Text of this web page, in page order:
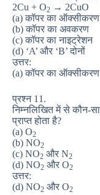
2Cu + O2 → 2CuO
(a) कॉपर का ऑक्सीकरण
(b) कॉपर का अवकरण
(c) कॉपर का नाइट्रेशन
(d) ‘A’ और ‘B’ दोनों
उत्तर:
(a) कॉपर का ऑक्सीकरण
प्रश्न 11.
निम्नलिखित में से कौन-
प्राप्त होता है?
(a) O2
(b) NO2
(c) NO2 और N2
(d) NO2 और O2
उत्तर:
(d) NO2 और O2